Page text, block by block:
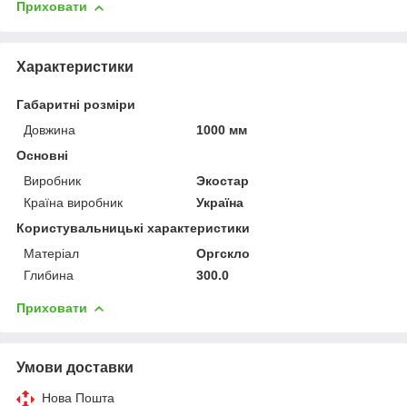
Приховати
Характеристики
Габаритні розміри
Довжина
1000 мм
Основні
Виробник
Экостар
Країна виробник
Україна
Користувальницькі характеристики
Матеріал
Оргскло
Глибина
300.0
Приховати
Умови доставки
Нова Пошта